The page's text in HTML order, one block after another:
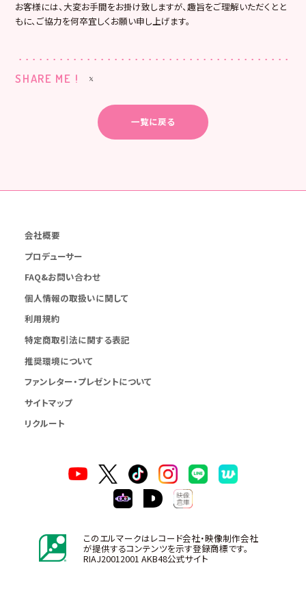
お客様には、大変お手間をお掛け致しますが、趣旨をご理解いただくとと
もに、ご協力を何卒宜しくお願い申し上げます。
SHARE ME !
一覧に戻る
会社概要
プロデューサー
FAQ&お問い合わせ
個人情報の取扱いに関して
利用規約
特定商取引法に関する表記
推奨環境について
ファンレター・プレゼントについて
サイトマップ
リクルート
このエルマークはレコード会社・映像制作会社
が提供するコンテンツを示す登録商標です。
RIAJ20012001 AKB48公式サイト